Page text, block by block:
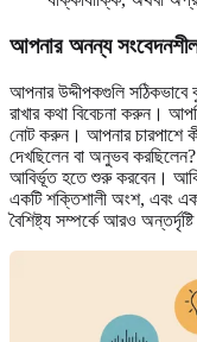
আপনার অনন্য সংবেদনশীল
আপনার উদ্দীপকগুলি
রাখার কথা বিবেচনা করুন।
নোট করুন। আপনার চারপাশে
দেখছিলেন বা অনুভব
আবির্ভূত হতে শুরু করবেন।
একটি শক্তিশালী অংশ, এবং
বৈশিষ্ট্য সম্পর্কে আরও